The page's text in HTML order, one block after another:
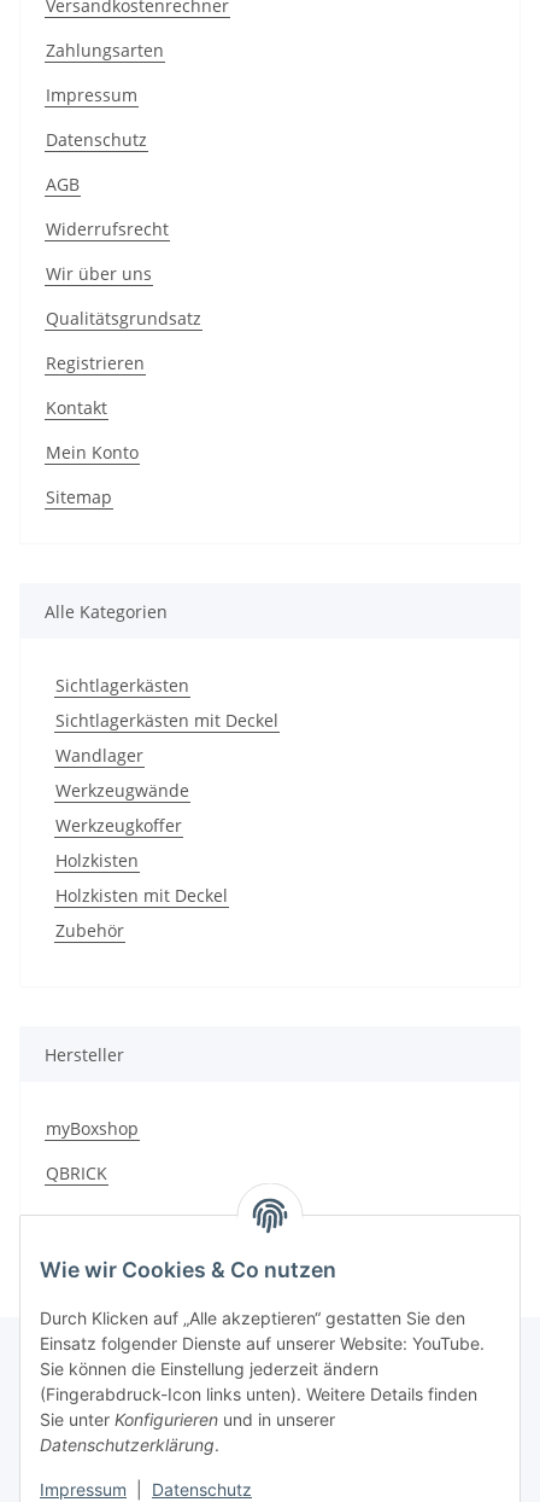
Versandkostenrechner
Zahlungsarten
Impressum
Datenschutz
AGB
Widerrufsrecht
Wir über uns
Qualitätsgrundsatz
Registrieren
Kontakt
Mein Konto
Sitemap
Alle Kategorien
Sichtlagerkästen
Sichtlagerkästen mit Deckel
Wandlager
Werkzeugwände
Werkzeugkoffer
Holzkisten
Holzkisten mit Deckel
Zubehör
Hersteller
myBoxshop
QBRICK
Kundenservice
Wie wir Cookies & Co nutzen
Durch Klicken auf „Alle akzeptieren“ gestatten Sie den
Einsatz folgender Dienste auf unserer Website: YouTube.
Sie können die Einstellung jederzeit ändern
(Fingerabdruck-Icon links unten). Weitere Details finden
Sie unter Konfigurieren und in unserer
Datenschutzerklärung.
Impressum Datenschutz